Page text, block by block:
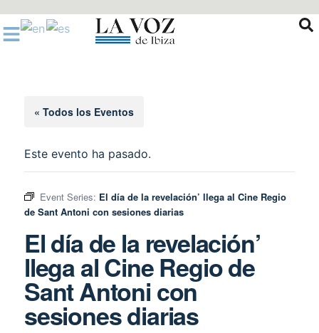
al
contenido
« Todos los Eventos
Este evento ha pasado.
Event Series: El día de la revelación’ llega al Cine Regio
de Sant Antoni con sesiones diarias
El día de la revelación’
llega al Cine Regio de
Sant Antoni con
sesiones diarias